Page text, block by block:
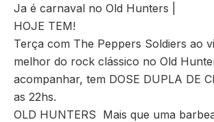
Ja é carnaval no Old Hunters |
HOJE TEM!
Terça com The Peppers Soldiers ao
melhor do rock clássico no Old
acompanhar, tem DOSE DUPLA DE
as 22hs.
OLD HUNTERS Mais que uma